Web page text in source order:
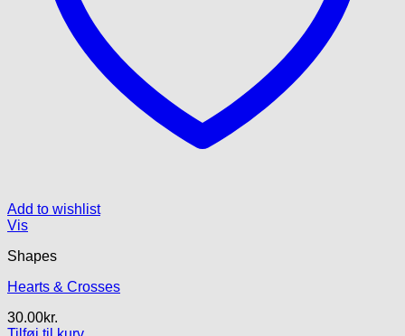
Add to wishlist
Vis
Shapes
Hearts & Crosses
30.00kr.